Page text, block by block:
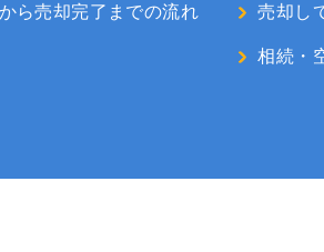
ら売却完了までの流れ 売却し
相続・